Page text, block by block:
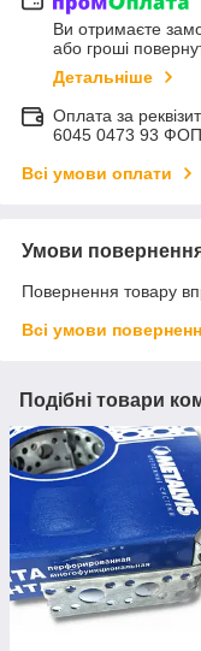
Ви отримаєте
або гроші
Детальніше
Оплата за
6045 0473 93
Всі умови оплати
Умови
Повернення товару
Всі умови
Подібні товари